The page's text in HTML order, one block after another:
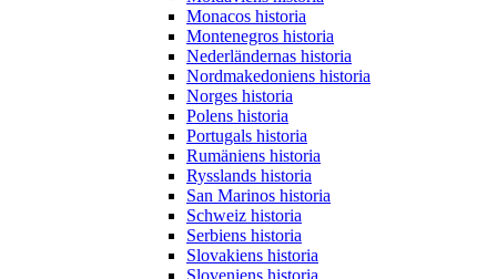
Monacos historia
Montenegros historia
Nederländernas historia
Nordmakedoniens historia
Norges historia
Polens historia
Portugals historia
Rumäniens historia
Rysslands historia
San Marinos historia
Schweiz historia
Serbiens historia
Slovakiens historia